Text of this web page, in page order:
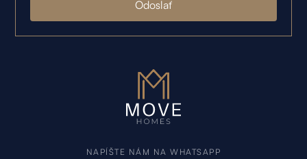
NAPÍŠTE NÁM NA WHATSAPP